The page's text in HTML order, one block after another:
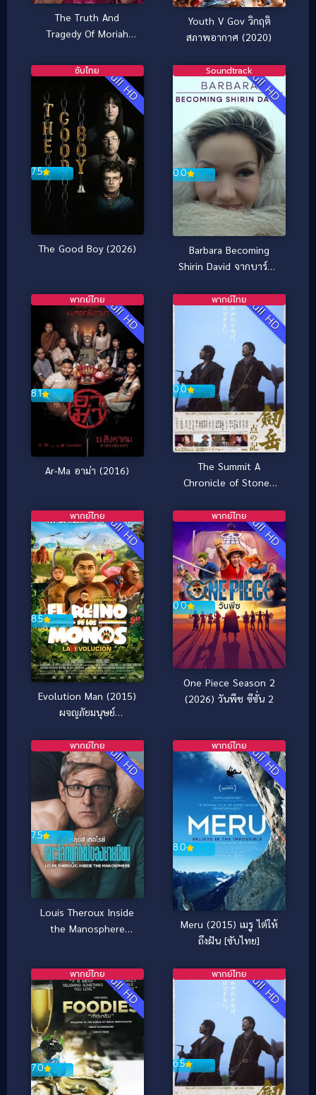
The Truth And
Tragedy Of Moriah
โศกนาฏกรรมของโมไร
อาห์ วิลสัน (2026)
Youth V Gov วิกฤติ
สภาพอากาศ (2020)
Full HD
7.5
ซับไทย
The Good Boy (2026)
Full HD
0.0
Soundtrack
Barbara Becoming
Shirin David จากบาร์บา
Full HD
8.1
พากย์ไทย
Ar-Ma อาม่า (2016)
Full HD
0.0
พากย์ไทย
The Summit A
Chronicle of Stones
Full HD
8.5
พากย์ไทย
Evolution Man (2015)
ผจญภัยมนุษย์
Full HD
0.0
พากย์ไทย
One Piece Season 2
(2026) วันพีช ซีซั่น 2
Full HD
7.5
พากย์ไทย
Louis Theroux Inside
the Manosphere
นิยม
Full HD
8.0
พากย์ไทย
Meru (2015) เมรู ไต่ให้
ถึงฝัน [ซับไทย]
Full HD
7.0
พากย์ไทย Full HD
6.5
พากย์ไทย